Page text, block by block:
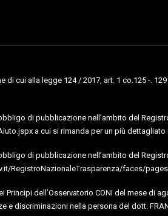
cui alla legge 124 / 2017, art. 1 co.125 -.
di pubblicazione nell’ambito del
a cui si rimanda per un più dettagliato
di pubblicazione nell’ambito del
RegistroNazionaleTrasparenza/faces/
dell’Osservatorio CONI del mese di
discriminazioni nella persona del dott.